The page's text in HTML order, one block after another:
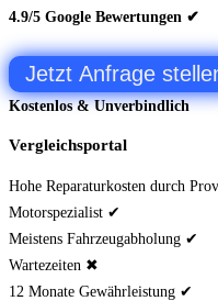
4.9/5 Google Bewertungen ✔
Jetzt Anfrage
Kostenlos & Unverbindlich
Vergleichsportal
Hohe Reparaturkosten durch
Motorspezialist ✔
Meistens Fahrzeugabholung ✔
Wartezeiten ✖
12 Monate Gewährleistung ✔